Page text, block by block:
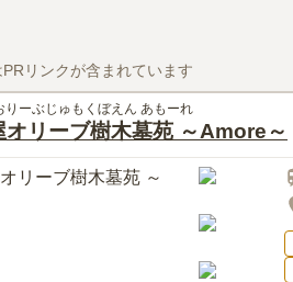
リンクが含まれています
りーぶじゅもくぼえん あもーれ
オリーブ樹木墓苑 ～Amore～